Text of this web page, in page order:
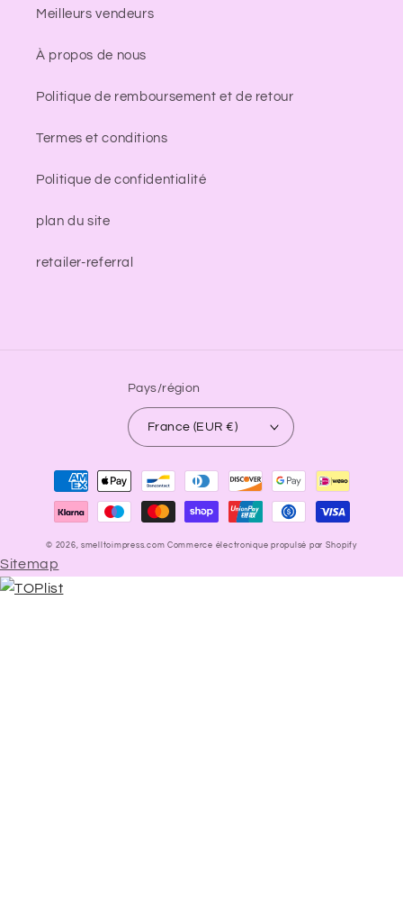
Meilleurs vendeurs
À propos de nous
Politique de remboursement et de retour
Termes et conditions
Politique de confidentialité
plan du site
retailer-referral
Pays/région
France (EUR €)
Moyens
paiement
© 2026,smelltoimpress.com Commerce électronique propulsé par Shopify
Sitemap